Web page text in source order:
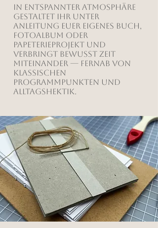
In entspannter Atmosphäre
gestaltet ihr unter
Anleitung euer eigenes Buch,
Fotoalbum oder
Papeterieprojekt und
verbringt bewusst Zeit
miteinander — fernab von
klassischen
Programmpunkten und
Alltagshektik.